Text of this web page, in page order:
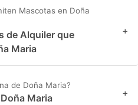
Mascotas en Doña
de Alquiler que
Maria
+
de Doña Maria?
Maria +